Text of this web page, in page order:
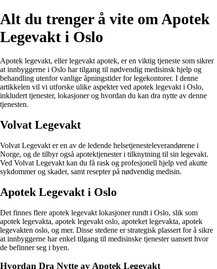
Alt du trenger å vite om Apotek
Legevakt i Oslo
Apotek legevakt, eller legevakt apotek, er en viktig tjeneste som sikrer
at innbyggerne i Oslo har tilgang til nødvendig medisinsk hjelp og
behandling utenfor vanlige åpningstider for legekontorer. I denne
artikkelen vil vi utforske ulike aspekter ved apotek legevakt i Oslo,
inkludert tjenester, lokasjoner og hvordan du kan dra nytte av denne
tjenesten.
Volvat Legevakt
Volvat Legevakt er en av de ledende helsetjenesteleverandørene i
Norge, og de tilbyr også apotektjenester i tilknytning til sin legevakt.
Ved Volvat Legevakt kan du få rask og profesjonell hjelp ved akutte
sykdommer og skader, samt resepter på nødvendig medisin.
Apotek Legevakt i Oslo
Det finnes flere apotek legevakt lokasjoner rundt i Oslo, slik som
apotek legevakta, apotek legevakt oslo, apoteket legevakta, apotek
legevakten oslo, og mer. Disse stedene er strategisk plassert for å sikre
at innbyggerne har enkel tilgang til medisinske tjenester uansett hvor
de befinner seg i byen.
Hvordan Dra Nytte av Apotek Legevakt